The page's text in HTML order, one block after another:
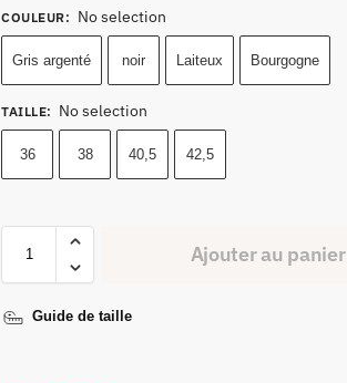
COULEUR: No selection
Gris argenté noir Laiteux Bourgogne
TAILLE: No selection
36 38 40,5 42,5
Ajouter au panier
Guide de taille